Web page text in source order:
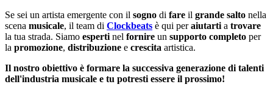
Se sei un artista emergente con il sogno di fare il grande salto nella
scena musicale, il team di Clockbeats è qui peraiutarti a trovare
la tua strada. Siamo esperti nel fornire un supporto completo per
la promozione, distribuzione e crescita artistica.
Il nostro obiettivo è formare la successiva generazione di talenti
dell'industria musicale e tu potresti essere il prossimo!